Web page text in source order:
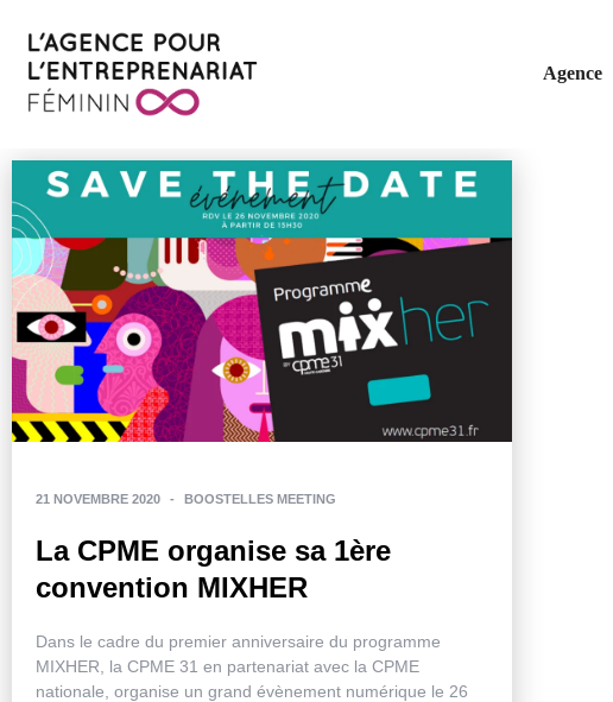
Agence
21 NOVEMBRE 2020 - BOOSTELLES MEETING
La CPME organise sa 1ère
convention MIXHER
Dans le cadre du premier anniversaire du programme
MIXHER, la CPME 31 en partenariat avec la CPME
nationale, organise un grand évènement numérique le 26